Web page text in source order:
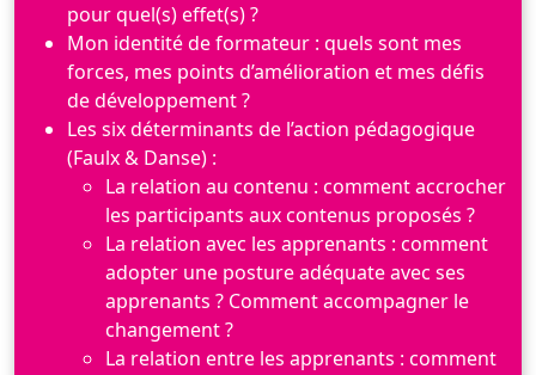
pour quel(s) effet(s) ?
Mon identité de formateur : quels sont mes
forces, mes points d’amélioration et mes défis
de développement ?
Les six déterminants de l’action pédagogique
(Faulx & Danse) :
La relation au contenu : comment accrocher
les participants aux contenus proposés ?
La relation avec les apprenants : comment
adopter une posture adéquate avec ses
apprenants ? Comment accompagner le
changement ?
La relation entre les apprenants : comment